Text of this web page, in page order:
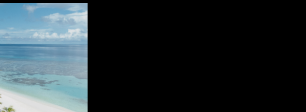
عرض حصري
احتفلوا بالعيد مع عرض “عطلة العيد” الحصري من منتجع وسبا كوريديفارو.
استمتعوا